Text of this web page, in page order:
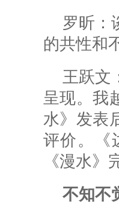
罗昕：
的共性和
王跃文
呈现。我
水》发表
评价。《
《漫水》
不知不